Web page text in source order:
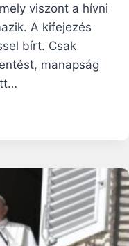
viszont a hívni
A kifejezés
bírt. Csak
manapság